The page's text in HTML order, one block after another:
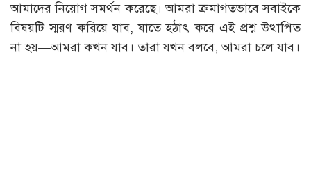
আমাদের নিয়োগ সমর্থন করেছে। আমরা ক্রমাগতভাবে সবাইকে
বিষয়টি স্মরণ করিয়ে যাব, যাতে হঠাৎ করে এই প্রশ্ন উত্থাপিত
না হয়—আমরা কখন যাব। তারা যখন বলবে, আমরা চলে যাব।